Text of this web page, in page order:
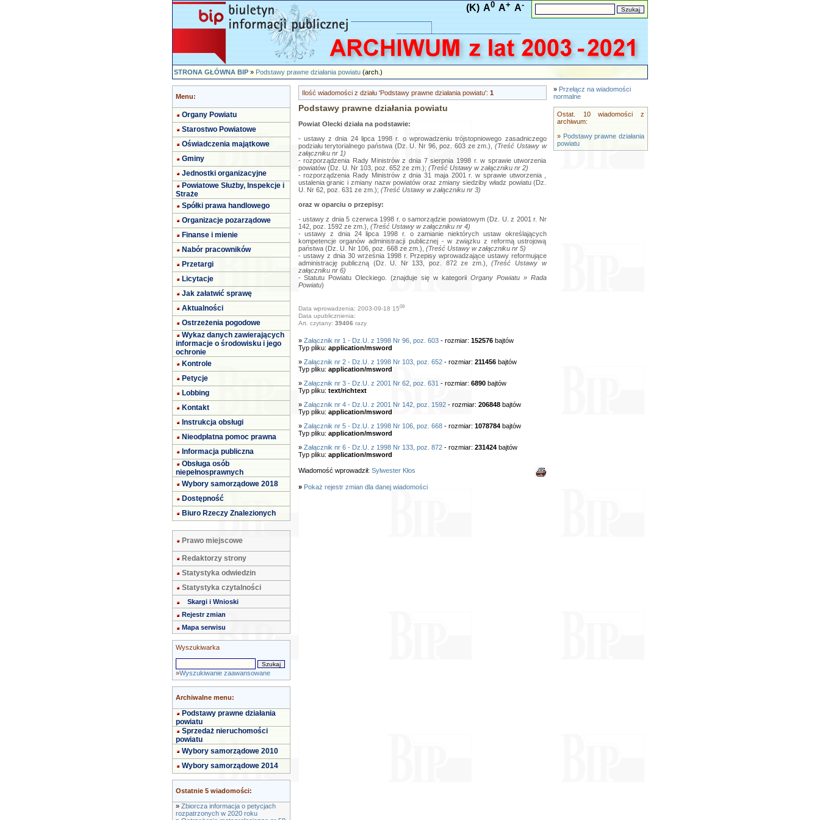
(K) A0 A+ A-
STRONA GŁÓWNA BIP»Podstawy prawne działania powiatu(arch.)
Menu:
Organy Powiatu
Starostwo Powiatowe
Oświadczenia majątkowe
Gminy
Jednostki organizacyjne
Powiatowe Służby, Inspekcje i
Straże
Spółki prawa handlowego
Organizacje pozarządowe
Finanse i mienie
Nabór pracowników
Przetargi
Licytacje
Jak załatwić sprawę
Aktualności
Ostrzeżenia pogodowe
Wykaz danych zawierających
informacje o środowisku i jego
ochronie
Kontrole
Petycje
Lobbing
Kontakt
Instrukcja obsługi
Nieodpłatna pomoc prawna
Informacja publiczna
Obsługa osób
niepełnosprawnych
Wybory samorządowe 2018
Dostępność
Biuro Rzeczy Znalezionych
Prawo miejscowe
Redaktorzy strony
Statystyka odwiedzin
Statystyka czytalności
Skargi i Wnioski
Rejestr zmian
Mapa serwisu
Wyszukiwarka
»Wyszukiwanie zaawansowane
Archiwalne menu:
Podstawy prawne działania
powiatu
Sprzedaż nieruchomości
powiatu
Wybory samorządowe 2010
Wybory samorządowe 2014
Ostatnie 5 wiadomości:
» Zbiorcza informacja o petycjach
rozpatrzonych w 2020 roku
Ilość wiadomości z działu 'Podstawy prawne działania powiatu': 1
Podstawy prawne działania powiatu
Powiat Olecki działa na podstawie:
- ustawy z dnia 24 lipca 1998 r. o wprowadzeniu trójstopniowego zasadniczego
podziału terytorialnego państwa (Dz. U. Nr 96, poz. 603 ze zm.),(Treść Ustawy w
załączniku nr 1)
- rozporządzenia Rady Ministrów z dnia 7 sierpnia 1998 r. w sprawie utworzenia
powiatów (Dz. U. Nr 103, poz. 652 ze zm.); (Treść Ustawy w załączniku nr 2)
- rozporządzenia Rady Ministrów z dnia 31 maja 2001 r. w sprawie utworzenia ,
ustalenia granic i zmiany nazw powiatów oraz zmiany siedziby władz powiatu (Dz.
U. Nr 62, poz. 631 ze zm.); (Treść Ustawy w załączniku nr 3)
oraz w oparciu o przepisy:
- ustawy z dnia 5 czerwca 1998 r. o samorządzie powiatowym (Dz. U. z 2001 r. Nr
142, poz. 1592 ze zm.), (Treść Ustawy w załączniku nr 4)
- ustawy z dnia 24 lipca 1998 r. o zamianie niektórych ustaw określających
kompetencje organów administracji publicznej - w związku z reformą ustrojową
państwa (Dz. U. Nr 106, poz. 668 ze zm.), (Treść Ustawy w załączniku nr 5)
- ustawy z dnia 30 września 1998 r. Przepisy wprowadzające ustawy reformujące
administrację publiczną (Dz. U. Nr 133, poz. 872 ze zm.),(Treść Ustawy w
załączniku nr 6)
- Statutu Powiatu Oleckiego. (znajduje się w kategorii Organy Powiatu » Rada
Powiatu)
Data wprowadzenia: 2003-09-18 1509
Data upublicznienia:
Art. czytany: 39406 razy
» Załącznik nr 1 - Dz.U. z 1998 Nr 96, poz. 603- rozmiar: 152576bajtów
Typ pliku: application/msword
» Załącznik nr 2 - Dz.U. z 1998 Nr 103, poz. 652- rozmiar: 211456bajtów
Typ pliku: application/msword
» Załącznik nr 3 - Dz.U. z 2001 Nr 62, poz. 631 - rozmiar: 6890bajtów
Typ pliku: text/richtext
» Załącznik nr 4 - Dz.U. z 2001 Nr 142, poz. 1592- rozmiar: 206848bajtów
Typ pliku: application/msword
» Załącznik nr 5 - Dz.U. z 1998 Nr 106, poz. 668- rozmiar: 1078784bajtów
Typ pliku: application/msword
» Załącznik nr 6 - Dz.U. z 1998 Nr 133, poz. 872 - rozmiar: 231424bajtów
Typ pliku: application/msword
Wiadomość wprowadził: Sylwester Kłos
» Pokaż rejestr zmian dla danej wiadomości
» Przełącz na wiadomości
normalne
Ostat. 10 wiadomości z
archiwum:
» Podstawy prawne działania
powiatu